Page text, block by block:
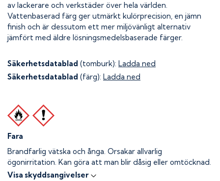
av lackerare och verkstäder över hela världen.
Vattenbaserad färg ger utmärkt kulörprecision, en jämn
finish och är dessutom ett mer miljövänligt alternativ
jämfört med äldre lösningsmedelsbaserade färger.
Säkerhetsdatablad (tomburk): Ladda ned
Säkerhetsdatablad (färg): Ladda ned
Fara
Brandfarlig vätska och ånga. Orsakar allvarlig
ögonirritation. Kan göra att man blir dåsig eller omtöcknad.
Visa skyddsangivelser